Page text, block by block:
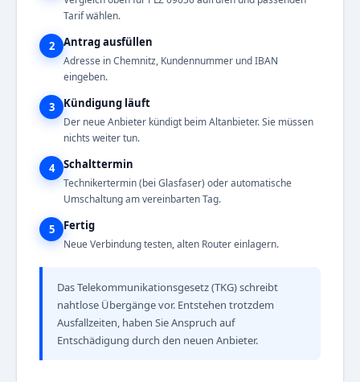
Tarif wählen.
2 Antrag ausfüllen
Adresse in Chemnitz, Kundennummer und IBAN
eingeben.
3 Kündigung läuft
Der neue Anbieter kündigt beim Altanbieter. Sie müssen
nichts weiter tun.
4 Schalttermin
Technikertermin (bei Glasfaser) oder automatische
Umschaltung am vereinbarten Tag.
5 Fertig
Neue Verbindung testen, alten Router einlagern.
Das Telekommunikationsgesetz (TKG) schreibt
nahtlose Übergänge vor. Entstehen trotzdem
Ausfallzeiten, haben Sie Anspruch auf
Entschädigung durch den neuen Anbieter.